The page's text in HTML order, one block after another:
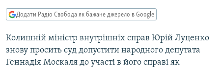
до
КУЛЬТУРА
СПОРТ
УКРАЇНА
КРИМ.РЕАЛІЇ
ТИ ЯК?
СХЕМИ
Додати Радіо Свобода як бажане джерело в Google
Колишній міністр внутрішніх справ Юрій Луценко
знову просить суд допустити народного депутата
Геннадія Москаля до участі в його справі як